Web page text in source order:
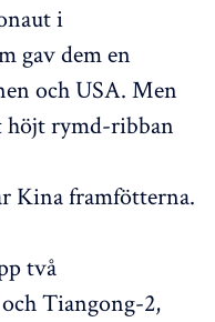
i
gav dem en
och USA. Men
höjt rymd-ribban
Kina framfötterna.
två
Tiangong-2,